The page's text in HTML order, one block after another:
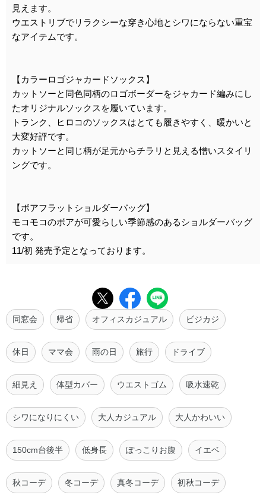
見えます。
ウエストリブでリラクシーな穿き心地とシワにならない重宝
なアイテムです。
【カラーロゴジャカードソックス】
カットソーと同色同柄のロゴボーダーをジャカード編みにし
たオリジナルソックスを履いています。
トランク、ヒロコのソックスはとても履きやすく、暖かいと
大変好評です。
カットソーと同じ柄が足元からチラリと見える憎いスタイリ
ングです。
【ボアフラットショルダーバッグ】
モコモコのボアが可愛らしい季節感のあるショルダーバッグ
です。
11/初 発売予定となっております。
同窓会 帰省 オフィスカジュアル ビジカジ
休日 ママ会 雨の日 旅行 ドライブ
細見え 体型カバー ウエストゴム 吸水速乾
シワになりにくい 大人カジュアル 大人かわいい
150cm台後半 低身長 ぽっこりお腹 イエベ
秋コーデ 冬コーデ 真冬コーデ 初秋コーデ